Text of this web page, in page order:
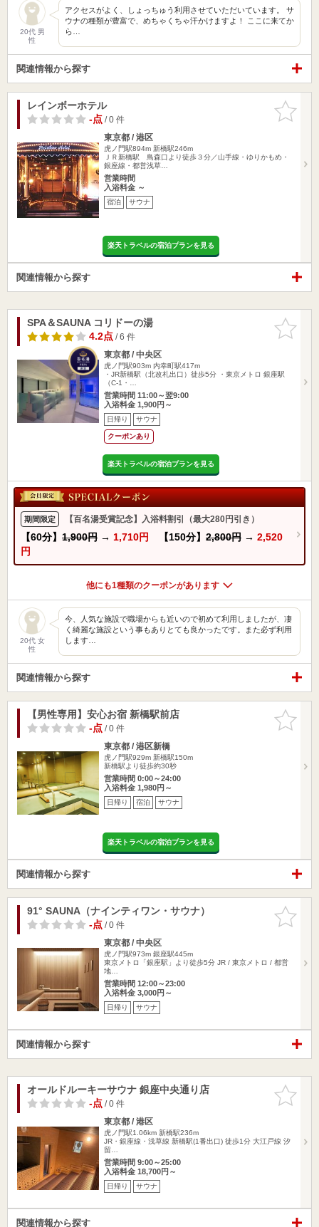
20代 男
性
アクセスがよく、しょっちゅう利用させていただいています。 サ
ウナの種類が豊富で、めちゃくちゃ汗かけますよ！ ここに来てか
ら…
関連情報から探す
お気に入
りに追加
レインボーホテル
-点/ 0 件
東京都 / 港区
虎ノ門駅894m 新橋駅246m
ＪＲ新橋駅 鳥森口より徒歩３分／山手線・ゆりかもめ・
銀座線・都営浅草…
営業時間
入浴料金 ～
宿泊 サウナ
楽天トラベルの宿泊プランを見る
関連情報から探す
お気に入
りに追加
SPA＆SAUNA コリドーの湯
4.2点/ 6 件
東京都 / 中央区
虎ノ門駅903m 内幸町駅417m
・JR新橋駅（北改札出口）徒歩5分 ・東京メトロ 銀座駅
（C-1・…
営業時間 11:00～翌9:00
入浴料金 1,900円～
日帰り サウナ
クーポンあり
楽天トラベルの宿泊プランを見る
期間限定 【百名湯受賞記念】入浴料割引（最大280円引き）
【60分】 1,900円 → 1,710円 【150分】 2,800円 → 2,520
円
他にも1種類のクーポンがあります
20代 女
性
今、人気な施設で職場からも近いので初めて利用しましたが、凄
く綺麗な施設という事もありとても良かったです。また必ず利用
します…
関連情報から探す
お気に入
りに追加
【男性専用】安心お宿 新橋駅前店
-点/ 0 件
東京都 / 港区新橋
虎ノ門駅929m 新橋駅150m
新橋駅より徒歩約30秒
営業時間 0:00～24:00
入浴料金 1,980円～
日帰り 宿泊 サウナ
楽天トラベルの宿泊プランを見る
関連情報から探す
お気に入
りに追加
91° SAUNA（ナインティワン・サウナ）
-点/ 0 件
東京都 / 中央区
虎ノ門駅973m 銀座駅445m
東京メトロ「銀座駅」より徒歩5分 JR / 東京メトロ / 都営
地…
営業時間 12:00～23:00
入浴料金 3,000円～
日帰り サウナ
関連情報から探す
お気に入
りに追加
オールドルーキーサウナ 銀座中央通り店
-点/ 0 件
東京都 / 港区
虎ノ門駅1.06km 新橋駅236m
JR・銀座線・浅草線 新橋駅(1番出口) 徒歩1分 大江戸線 汐
留…
営業時間 9:00～25:00
入浴料金 18,700円～
日帰り サウナ
関連情報から探す